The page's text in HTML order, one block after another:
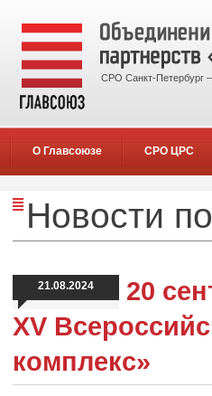
СРО Санкт-Петербург
О Главсоюзе СРО ЦРС
Новости
21.08.2024
20
XV
комплекс»